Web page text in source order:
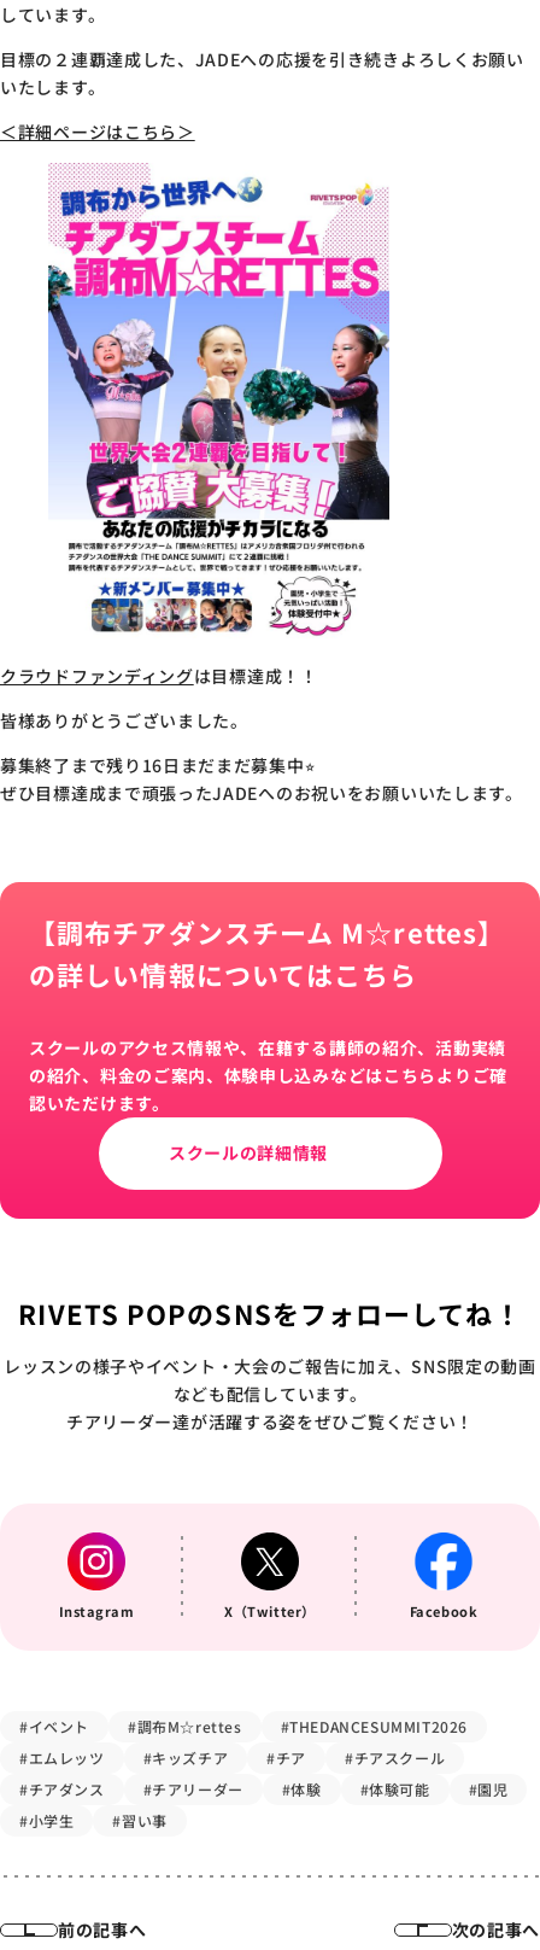
しています。
目標の２連覇達成した、JADEへの応援を引き続きよろしくお願い
いたします。
＜詳細ページはこちら＞
クラウドファンディングは目標達成！！
皆様ありがとうございました。
募集終了まで残り16日まだまだ募集中⭐︎
ぜひ目標達成まで頑張ったJADEへのお祝いをお願いいたします。
【調布チアダンスチーム M☆rettes】
の詳しい情報についてはこちら
スクールのアクセス情報や、在籍する講師の紹介、活動実績
の紹介、料金のご案内、体験申し込みなどはこちらよりご確
認いただけます。
スクールの詳細情報
RIVETS POPのSNSをフォローしてね！
レッスンの様子やイベント・大会のご報告に加え、SNS限定の動画
なども配信しています。
チアリーダー達が活躍する姿をぜひご覧ください！
Instagram X（Twitter） Facebook
#イベント #調布M☆rettes
#THEDANCESUMMIT2026
#エムレッツ
#キッズチア #チア
#チアスクール
#チアダンス
#チアリーダー #体験 #体験可能
#園児
#小学生
#習い事
前の記事へ 次の記事へ